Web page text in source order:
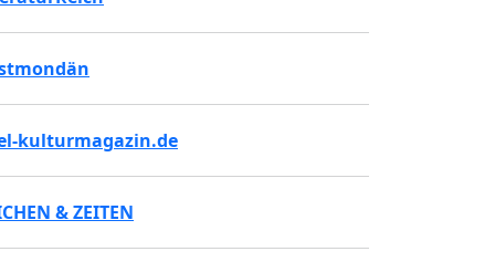
kulturmagazin.de
& ZEITEN